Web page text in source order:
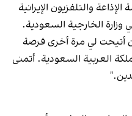
والتلفزيون الإيرانية
وزارة الخارجية السعودية.
أتيحت لي مرة أخرى فرصة
العربية السعودية. أتمنى